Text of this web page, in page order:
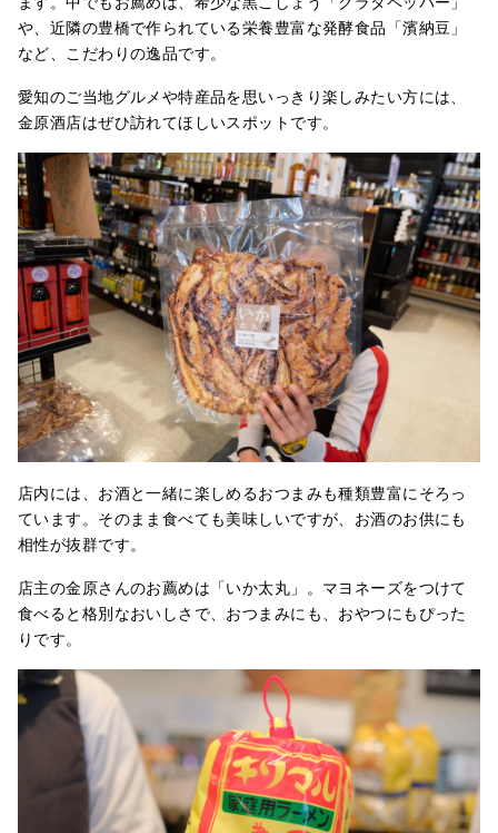
や、近隣の豊橋で作られている栄養豊富な発酵食品「濱納豆」
など、こだわりの逸品です。
愛知のご当地グルメや特産品を思いっきり楽しみたい方には、
金原酒店はぜひ訪れてほしいスポットです。
店内には、お酒と一緒に楽しめるおつまみも種類豊富にそろっ
ています。そのまま食べても美味しいですが、お酒のお供にも
相性が抜群です。
店主の金原さんのお薦めは「いか太丸」。マヨネーズをつけて
食べると格別なおいしさで、おつまみにも、おやつにもぴった
りです。